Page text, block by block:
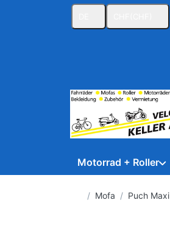
Motorrad + Roller
Startseite
Mofa Puch Maxi